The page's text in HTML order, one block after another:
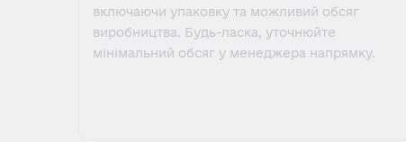
включаючи упаковку та можливий обсяг
виробництва. Будь-ласка, уточнюйте
мінімальний обсяг у менеджера напрямку.